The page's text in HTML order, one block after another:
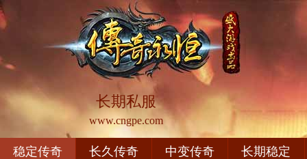
长期私服
www.cngpe.com
稳定传奇 长久传奇 中变传奇 长期稳定